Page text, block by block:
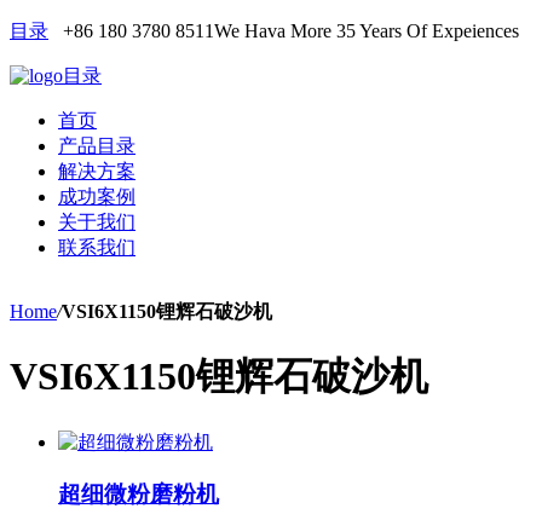
目录 +86 180 3780 8511We Hava More 35 Years Of Expeiences
目录
首页
产品目录
解决方案
成功案例
关于我们
联系我们
Home/VSI6X1150锂辉石破沙机
VSI6X1150锂辉石破沙机
超细微粉磨粉机